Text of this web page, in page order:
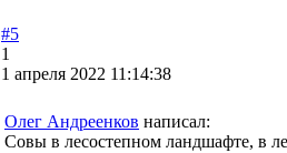
#5
1
1 апреля 2022 11:14:38
Олег Андреенков написал:
Совы в лесостепном ландшафте, в